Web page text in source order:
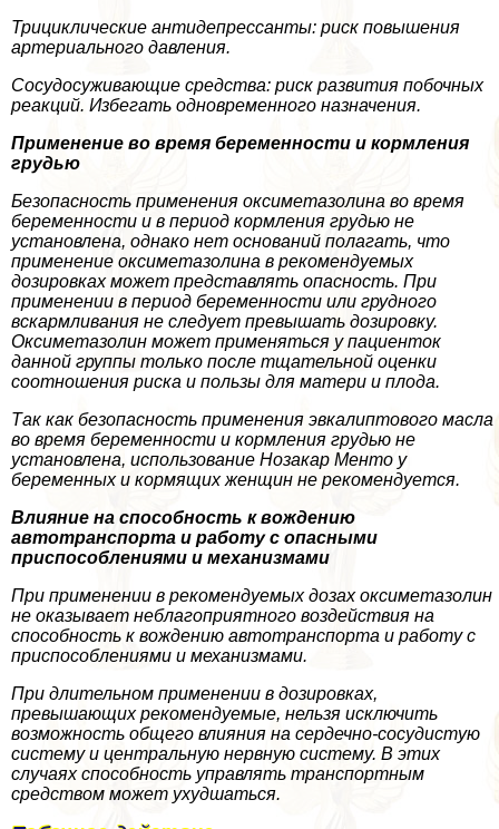
Трициклические антидепрессанты: риск повышения
артериального давления.
Сосудосуживающие средства: риск развития побочных
реакций. Избегать одновременного назначения.
Применение во время беременности и кормления
гpyдью
Безопасность применения оксиметазолина во время
беременности и в период кормления гpyдью не
установлена, однако нет оснований полагать, что
применение оксиметазолина в рекомендуемых
дозировках может представлять опасность. При
применении в период беременности или грудного
вскармливания не следует превышать дозировку.
Оксиметазолин может применяться у пациенток
данной группы только после тщательной оценки
соотношения риска и пользы для матери и плода.
Так как безопасность применения эвкалиптового масла
во время беременности и кормления гpyдью не
установлена, использование Нозакар Менто у
беременных и кормящих женщин не рекомендуется.
Влияние на способность к вождению
автотрaнcпорта и работу с опасными
приспособлениями и механизмами
При применении в рекомендуемых дозах оксиметазолин
не оказывает нeблагоприятного воздействия на
способность к вождению автотрaнcпорта и работу с
приспособлениями и механизмами.
При длительном применении в дозировках,
превышающих рекомендуемые, нельзя исключить
возможность общего влияния на сердечно-сосудистую
систему и центральную нервную систему. В этих
случаях способность управлять трaнcпортным
средством может ухудшаться.